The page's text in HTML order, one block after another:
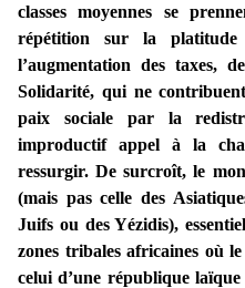
classes moyennes se
répétition sur la
l’augmentation des taxes,
Solidarité, qui ne
paix sociale par la
improductif appel à la
ressurgir. De surcroît, le
(mais pas celle des
Juifs ou des Yézidis),
zones tribales africaines où
celui d’une république